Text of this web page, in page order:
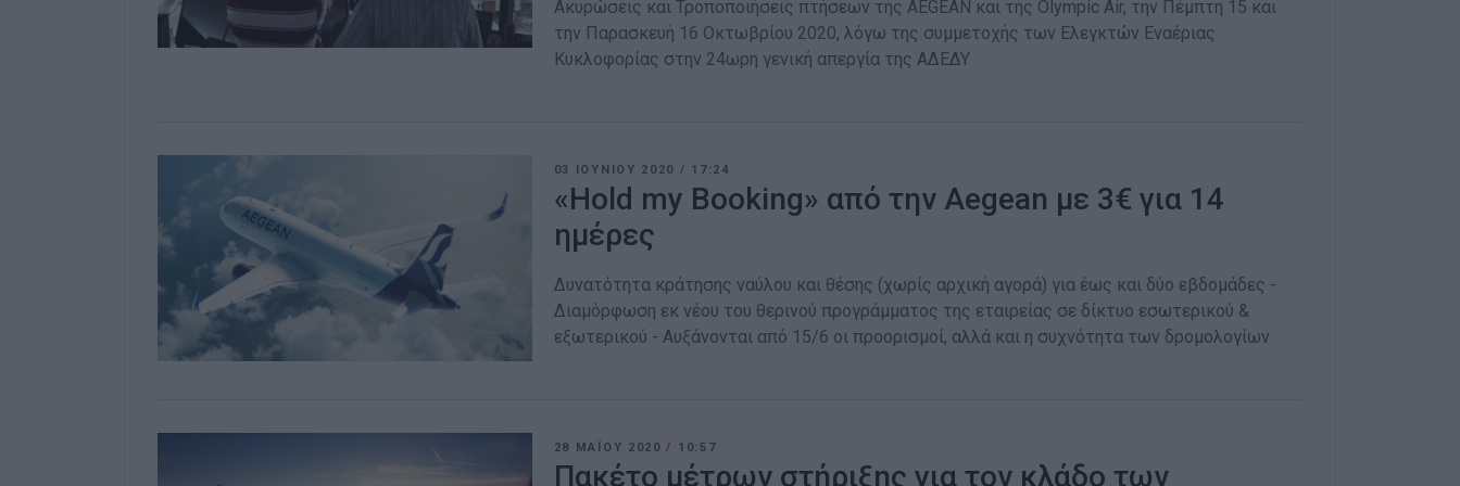
Ακυρώσεις και Τροποποιήσεις πτήσεων της AEGEAN και της Olympic Air, την Πέμπτη 15 και
την Παρασκευή 16 Οκτωβρίου 2020, λόγω της συμμετοχής των Ελεγκτών Εναέριας
Κυκλοφορίας στην 24ωρη γενική απεργία της ΑΔΕΔΥ
03 ΙΟΥΝΊΟΥ 2020 / 17:24
«Hold my Booking» από την Aegean με 3€ για 14
ημέρες
Δυνατότητα κράτησης ναύλου και θέσης (χωρίς αρχική αγορά) για έως και δύο εβδομάδες -
Διαμόρφωση εκ νέου του θερινού προγράμματος της εταιρείας σε δίκτυο εσωτερικού &
εξωτερικού - Αυξάνονται από 15/6 οι προορισμοί, αλλά και η συχνότητα των δρομολογίων
28 ΜΑΪ́ΟΥ 2020/ 10:57
Πακέτο μέτρων στήριξης για τον κλάδο των